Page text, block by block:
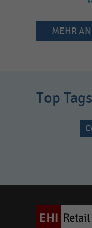
MEHR
Top Tags